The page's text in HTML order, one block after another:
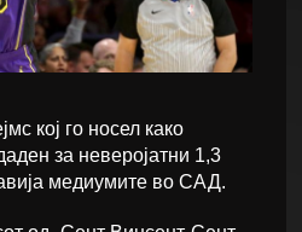
кој го носел како
за неверојатни 1,3
медиумите во САД.